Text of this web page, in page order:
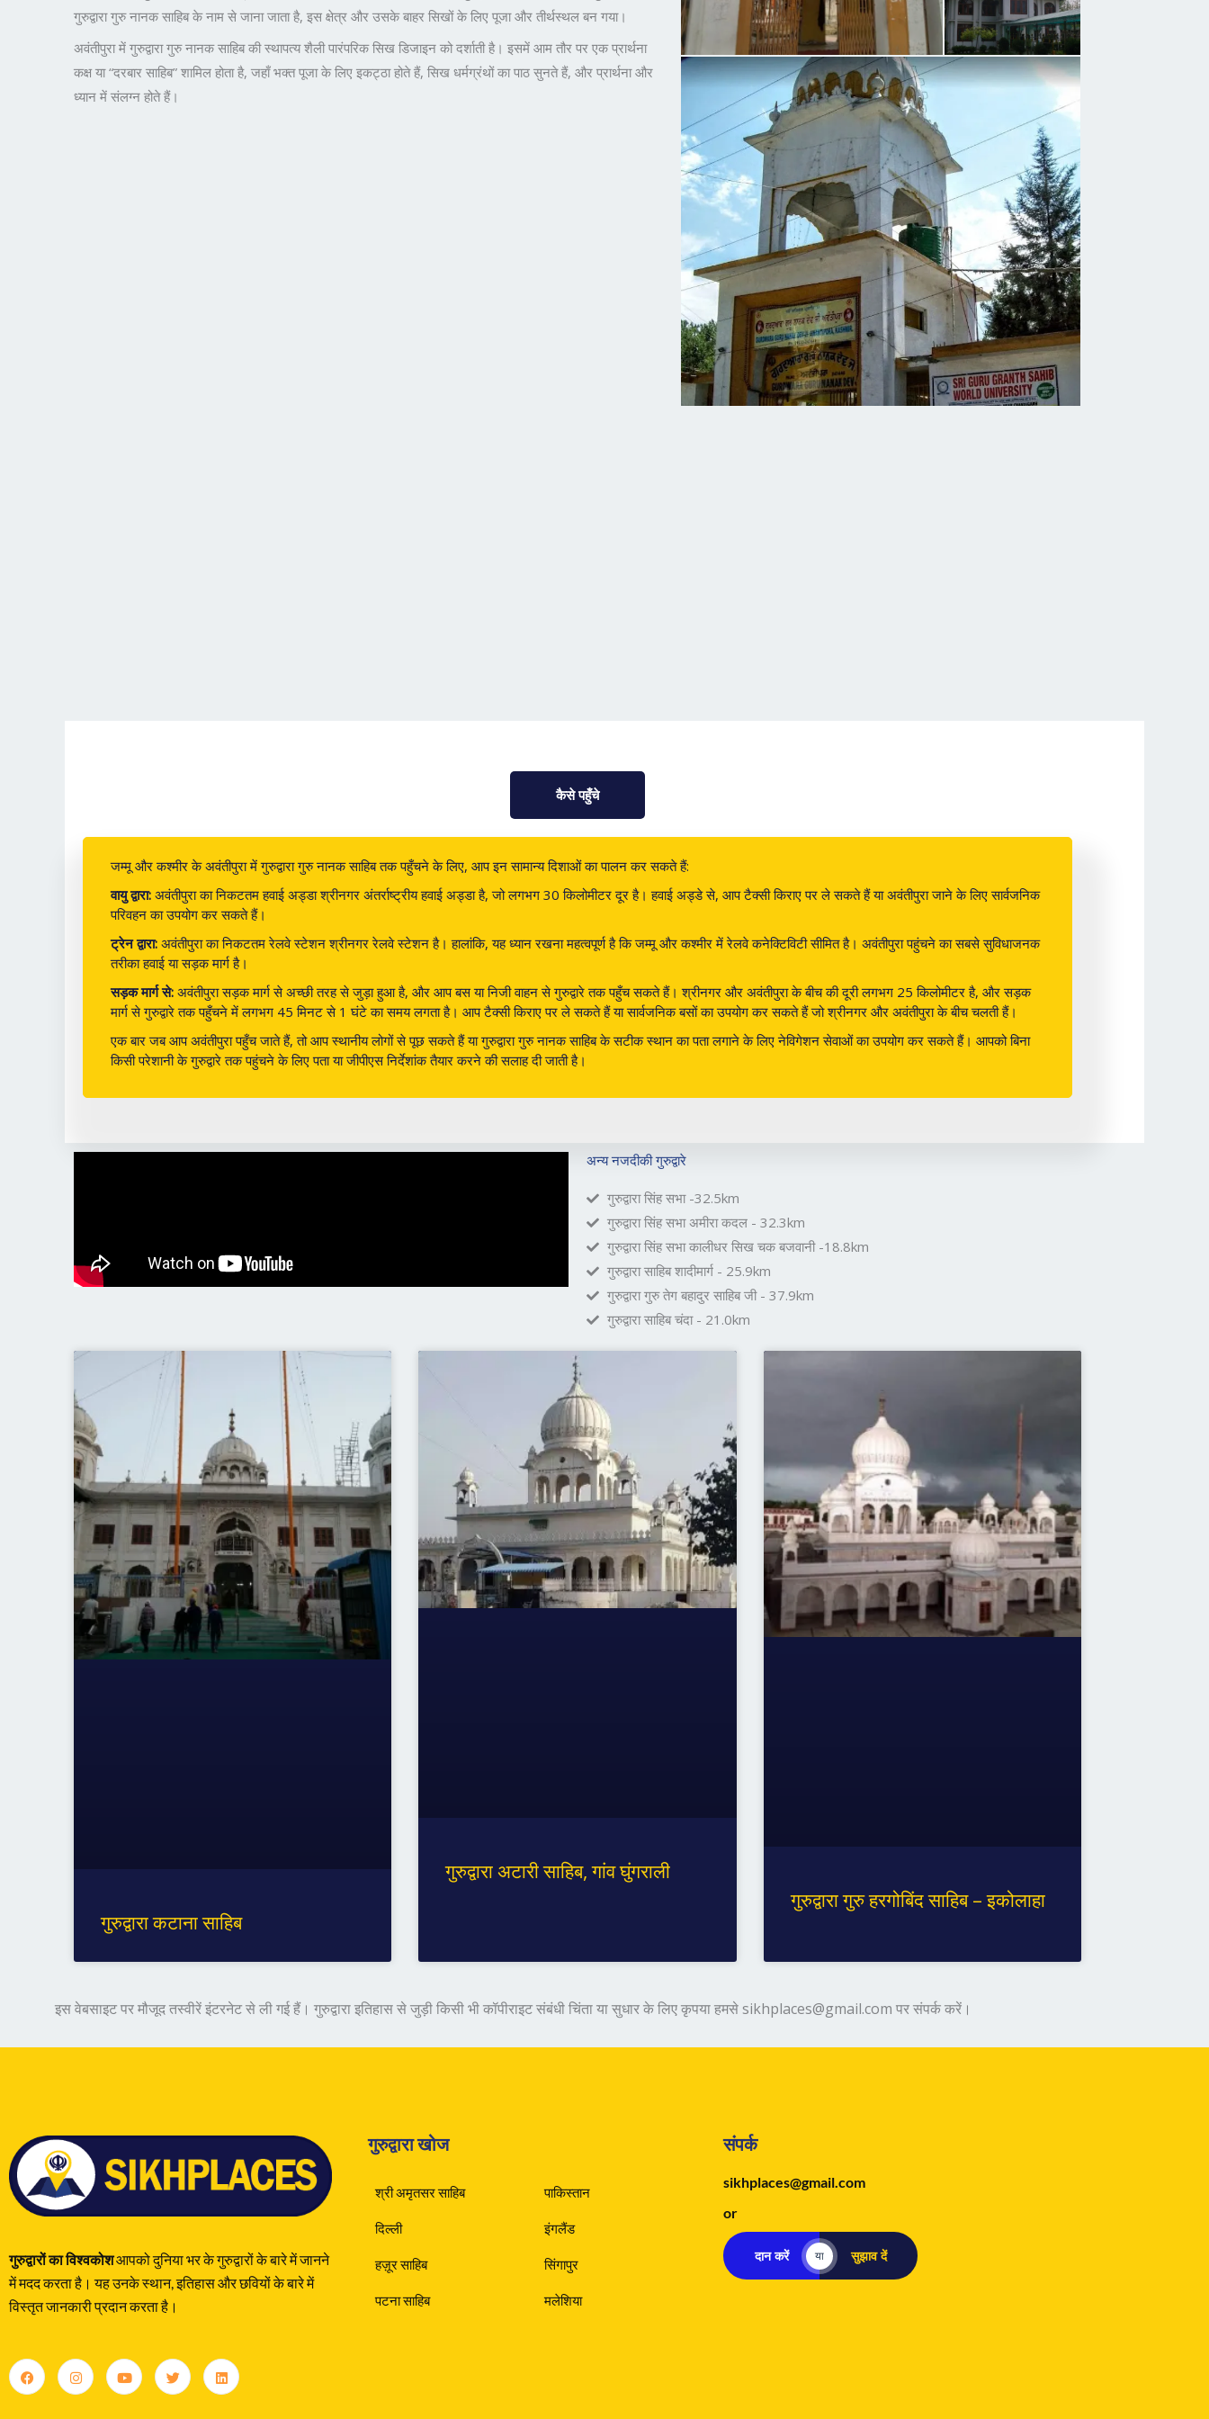
गुरुद्वारा गुरु नानक साहिब के नाम से जाना जाता है, इस क्षेत्र और उसके बाहर सिखों के लिए पूजा और तीर्थस्थल बन गया।
अवंतीपुरा में गुरुद्वारा गुरु नानक साहिब की स्थापत्य शैली पारंपरिक सिख डिजाइन को दर्शाती है। इसमें आम तौर पर एक प्रार्थना
कक्ष या “दरबार साहिब” शामिल होता है, जहाँ भक्त पूजा के लिए इकट्ठा होते हैं, सिख धर्मग्रंथों का पाठ सुनते हैं, और प्रार्थना और
ध्यान में संलग्न होते हैं।
कैसे पहुँचे
जम्मू और कश्मीर के अवंतीपुरा में गुरुद्वारा गुरु नानक साहिब तक पहुँचने के लिए, आप इन सामान्य दिशाओं का पालन कर सकते हैं:
वायु द्वारा: अवंतीपुरा का निकटतम हवाई अड्डा श्रीनगर अंतर्राष्ट्रीय हवाई अड्डा है, जो लगभग 30 किलोमीटर दूर है। हवाई अड्डे से, आप टैक्सी किराए पर ले सकते हैं या अवंतीपुरा जाने के लिए सार्वजनिक
परिवहन का उपयोग कर सकते हैं।
ट्रेन द्वारा: अवंतीपुरा का निकटतम रेलवे स्टेशन श्रीनगर रेलवे स्टेशन है। हालांकि, यह ध्यान रखना महत्वपूर्ण है कि जम्मू और कश्मीर में रेलवे कनेक्टिविटी सीमित है। अवंतीपुरा पहुंचने का सबसे सुविधाजनक
तरीका हवाई या सड़क मार्ग है।
सड़क मार्ग से: अवंतीपुरा सड़क मार्ग से अच्छी तरह से जुड़ा हुआ है, और आप बस या निजी वाहन से गुरुद्वारे तक पहुँच सकते हैं। श्रीनगर और अवंतीपुरा के बीच की दूरी लगभग 25 किलोमीटर है, और सड़क
मार्ग से गुरुद्वारे तक पहुँचने में लगभग 45 मिनट से 1 घंटे का समय लगता है। आप टैक्सी किराए पर ले सकते हैं या सार्वजनिक बसों का उपयोग कर सकते हैं जो श्रीनगर और अवंतीपुरा के बीच चलती हैं।
एक बार जब आप अवंतीपुरा पहुँच जाते हैं, तो आप स्थानीय लोगों से पूछ सकते हैं या गुरुद्वारा गुरु नानक साहिब के सटीक स्थान का पता लगाने के लिए नेविगेशन सेवाओं का उपयोग कर सकते हैं। आपको बिना
किसी परेशानी के गुरुद्वारे तक पहुंचने के लिए पता या जीपीएस निर्देशांक तैयार करने की सलाह दी जाती है।
अन्य नजदीकी गुरुद्वारे
गुरुद्वारा सिंह सभा -32.5km
गुरुद्वारा सिंह सभा अमीरा कदल - 32.3km
गुरुद्वारा सिंह सभा कालीधर सिख चक बजवानी -18.8km
गुरुद्वारा साहिब शादीमार्ग - 25.9km
गुरुद्वारा गुरु तेग बहादुर साहिब जी - 37.9km
गुरुद्वारा साहिब चंदा - 21.0km
गुरुद्वारा कटाना साहिब
गुरुद्वारा अटारी साहिब, गांव घुंगराली
गुरुद्वारा गुरु हरगोबिंद साहिब – इकोलाहा
इस वेबसाइट पर मौजूद तस्वीरें इंटरनेट से ली गई हैं। गुरुद्वारा इतिहास से जुड़ी किसी भी कॉपीराइट संबंधी चिंता या सुधार के लिए कृपया हमसे sikhplaces@gmail.com पर संपर्क करें।
गुरुद्वारों का विश्वकोशआपको दुनिया भर के गुरुद्वारों के बारे में जानने
में मदद करता है। यह उनके स्थान, इतिहास और छवियों के बारे में
विस्तृत जानकारी प्रदान करता है।
गुरुद्वारा खोज
श्री अमृतसर साहिब
दिल्ली
हज़ूर साहिब
पटना साहिब
पाकिस्तान
इंगलैंड
सिंगापुर
मलेशिया
संपर्क
sikhplaces@gmail.com
or
दान करें या सुझाव दें